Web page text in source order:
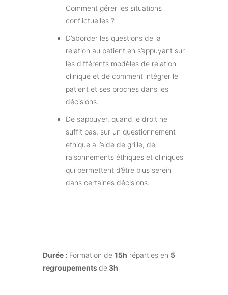
Comment gérer les situations
conflictuelles ?
D’aborder les questions de la
relation au patient en s’appuyant sur
les différents modèles de relation
clinique et de comment intégrer le
patient et ses proches dans les
décisions.
De s’appuyer, quand le droit ne
suffit pas, sur un questionnement
éthique à l’aide de grille, de
raisonnements éthiques et cliniques
qui permettent d’être plus serein
dans certaines décisions.
Durée : Formation de 15h réparties en 5
regroupementsde3h